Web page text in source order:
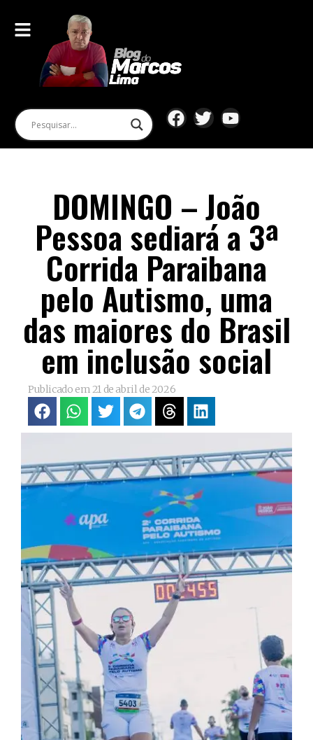
DOMINGO – João
Pessoa sediará a 3ª
Corrida Paraibana
pelo Autismo, uma
das maiores do Brasil
em inclusão social
Publicado em21 de abril de 2026